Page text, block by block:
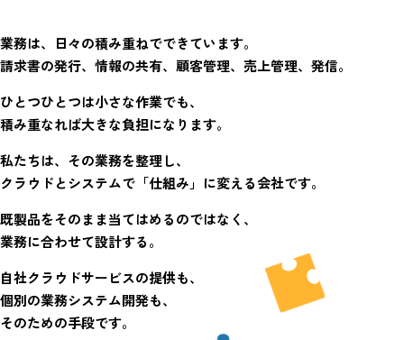
業務は、日々の積み重ねでできています。
請求書の発行、情報の共有、顧客管理、売上管理、発信。
ひとつひとつは小さな作業でも、
積み重なれば大きな負担になります。
私たちは、その業務を整理し、
クラウドとシステムで「仕組み」に変える会社です。
既製品をそのまま当てはめるのではなく、
業務に合わせて設計する。
自社クラウドサービスの提供も、
個別の業務システム開発も、
そのための手段です。